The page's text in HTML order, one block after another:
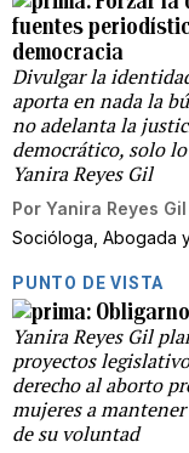
fuentes
democracia
Divulgar la
aporta en nada la
no adelanta la
democrático, solo
Yanira Reyes Gil
Por Yanira Reyes Gil
Socióloga, Abogada
PUNTO DE VISTA
Yanira Reyes Gil
proyectos
derecho al aborto
mujeres a
de su voluntad